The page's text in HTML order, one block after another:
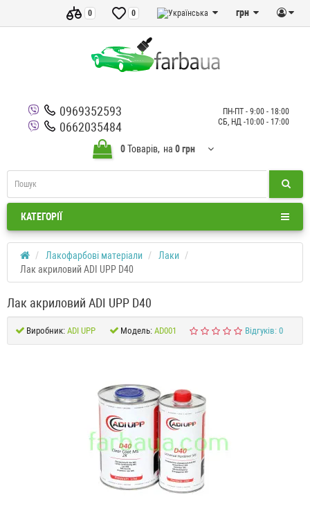
грн
0
0
0969352593
0662035484
ПН-ПТ - 9:00 - 18:00
СБ, НД -10:00 - 17:00
0Товарів, на 0 грн
КАТЕГОРІЇ
Лакофарбові матеріали
Лаки
Лак акриловий ADI UPP D40
Лак акриловий ADI UPP D40
Виробник: ADI UPP Модель: AD001 Відгуків: 0